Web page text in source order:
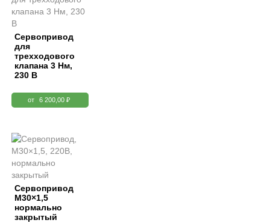
Сервопривод
для
трехходового
клапана 3 Нм,
230 В
от 6 200,00 ₽
Сервопривод
М30×1,5
нормально
закрытый